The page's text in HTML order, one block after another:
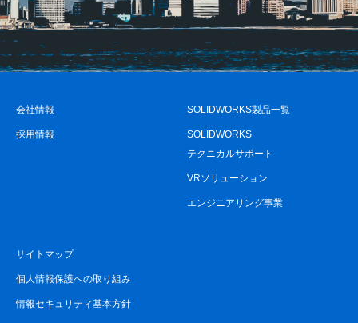
会社情報
採用情報
SOLIDWORKS製品一覧
SOLIDWORKS
テクニカルサポート
VRソリューション
エンジニアリング事業
サイトマップ
個人情報保護への取り組み
情報セキュリティ基本方針